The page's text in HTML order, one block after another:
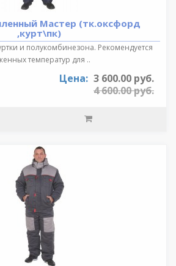
Мастер (тк.оксфорд
,курт\пк)
и полукомбинезона. Рекомендуется
температур для ..
Цена: 3 600.00 руб.
4 600.00 руб.